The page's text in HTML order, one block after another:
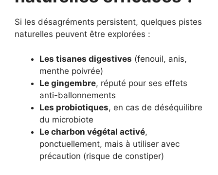
Si les désagréments persistent, quelques pistes
naturelles peuvent être explorées :
Les tisanes digestives (fenouil, anis,
menthe poivrée)
Le gingembre, réputé pour ses effets
anti-ballonnements
Les probiotiques, en cas de déséquilibre
du microbiote
Le charbon végétal activé,
ponctuellement, mais à utiliser avec
précaution (risque de constiper)